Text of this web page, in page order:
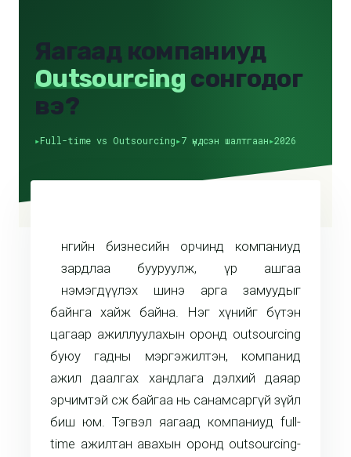
Яагаад компаниуд
Outsourcingсонгодог
вэ?
Full-time vs Outsourcing 7 үндсэн шалтгаан 2026
нөөгийн бизнесийн орчинд компаниуд
зардлаа бууруулж, үр ашгаа
нэмэгдүүлэх шинэ арга замуудыг
байнга хайж байна. Нэг хүнийг бүтэн
цагаар ажиллуулахын оронд outsourcing
буюу гадны мэргэжилтэн, компанид
ажил даалгах хандлага дэлхий даяар
эрчимтэй өсөж байгаа нь санамсаргүй зүйл
биш юм. Тэгвэл яагаад компаниуд full-
time ажилтан авахын оронд outsourcing-